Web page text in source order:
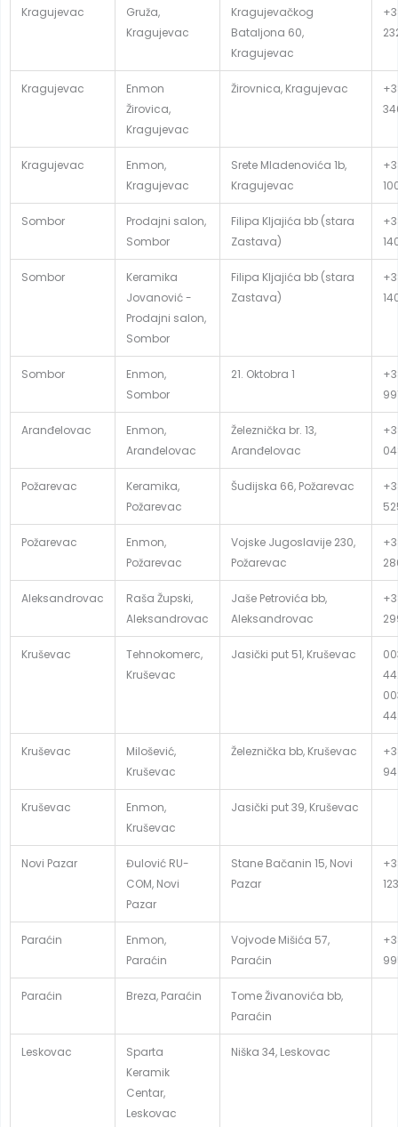
Kragujevac
Gruža,
Kragujevac
Kragujevačkog
Bataljona 60,
Kragujevac
Kragujevac
Enmon
Žirovica,
Kragujevac
Žirovnica, Kragujevac
Kragujevac
Enmon,
Kragujevac
Srete Mladenovića 1b,
Kragujevac
Sombor
Prodajni salon,
Sombor
Filipa Kljajića bb (stara
Zastava)
Sombor
Keramika
Jovanović -
Prodajni salon,
Sombor
Filipa Kljajića bb (stara
Zastava)
Sombor
Enmon,
Sombor
21. Oktobra 1
Aranđelovac
Enmon,
Aranđelovac
Železnička br. 13,
Aranđelovac
Požarevac
Keramika,
Požarevac
Šudijska 66, Požarevac
Požarevac
Enmon,
Požarevac
Vojske Jugoslavije 230,
Požarevac
Aleksandrovac
Raša Župski,
Aleksandrovac
Jaše Petrovića bb,
Aleksandrovac
Kruševac
Tehnokomerc,
Kruševac
Jasički put 51, Kruševac
Kruševac
Milošević,
Kruševac
Železnička bb, Kruševac
Kruševac
Enmon,
Kruševac
Jasički put 39, Kruševac
Novi Pazar
Đulović RU-
COM, Novi
Pazar
Stane Bačanin 15, Novi
Pazar
123
Paraćin
Enmon,
Paraćin
Vojvode Mišića 57,
Paraćin
Paraćin Breza, Paraćin
Tome Živanovića bb,
Paraćin
Leskovac
Sparta
Keramik
Centar,
Leskovac
Niška 34, Leskovac